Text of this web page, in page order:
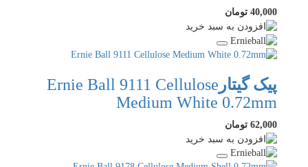
40,000 تومان
پیک گیتار Ernie Ball 9111 Cellulose
Medium White 0.72mm
62,000 تومان